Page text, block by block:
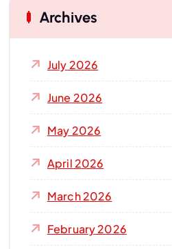
h
f
:
Archives
July 2026
June 2026
May 2026
April 2026
March 2026
February 2026